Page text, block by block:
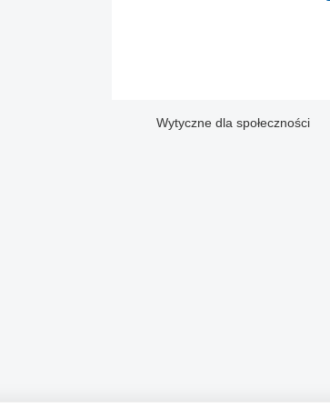
Wytyczne dla społeczności